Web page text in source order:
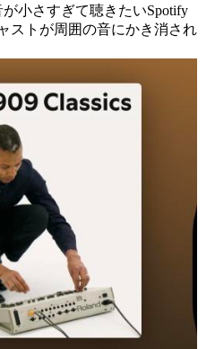
小さすぎて聴きたいSpotify
ストが周囲の音にかき消され